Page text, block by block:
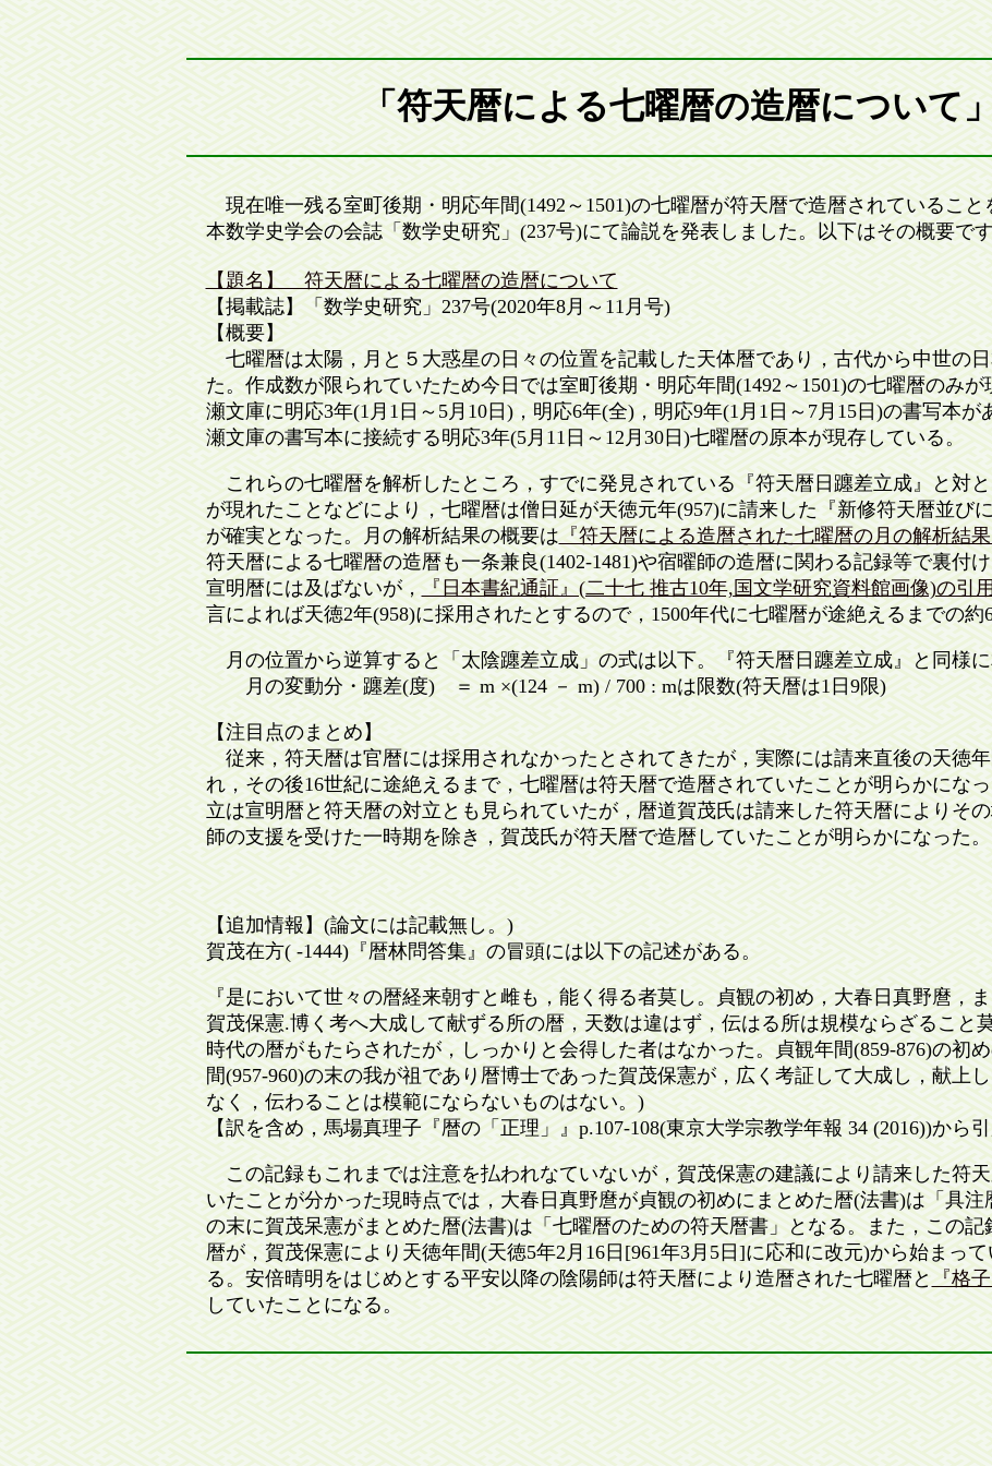
「符天暦による七曜暦の造暦について
現在唯一残る室町後期・明応年間(1492～1501)の七曜暦が符天暦で造暦されていること
本数学史学会の会誌「数学史研究」(237号)にて論説を発表しました。以下はその概要です
【題名】 符天暦による七曜暦の造暦について
【掲載誌】「数学史研究」237号(2020年8月～11月号)
【概要】
七曜暦は太陽，月と５大惑星の日々の位置を記載した天体暦であり，古代から中世の
た。作成数が限られていたため今日では室町後期・明応年間(1492～1501)の七曜暦のみ
瀬文庫に明応3年(1月1日～5月10日)，明応6年(全)，明応9年(1月1日～7月15日)の書写本
瀬文庫の書写本に接続する明応3年(5月11日～12月30日)七曜暦の原本が現存している。
これらの七曜暦を解析したところ，すでに発見されている『符天暦日躔差立成』と対
が現れたことなどにより，七曜暦は僧日延が天徳元年(957)に請来した『新修符天暦並び
が確実となった。月の解析結果の概要は 『符天暦による造暦された七曜暦の月の解析結果
符天暦による七曜暦の造暦も一条兼良(1402-1481)や宿曜師の造暦に関わる記録等で裏付
宣明暦には及ばないが，
『日本書紀通証』(二十七 推古10年,国文学研究資料館画像)の引用
言によれば天徳2年(958)に採用されたとするので，1500年代に七曜暦が途絶えるまでの約
月の位置から逆算すると「太陰躔差立成」の式は以下。『符天暦日躔差立成』と同様に
月の変動分・躔差(度) ＝ m ×(124 － m) / 700 : mは限数(符天暦は1日9限)
【注目点のまとめ】
従来，符天暦は官暦には採用されなかったとされてきたが，実際には請来直後の天徳年
れ，その後16世紀に途絶えるまで，七曜暦は符天暦で造暦されていたことが明らかにな
立は宣明暦と符天暦の対立とも見られていたが，暦道賀茂氏は請来した符天暦によりそ
師の支援を受けた一時期を除き，賀茂氏が符天暦で造暦していたことが明らかになった。
【追加情報】(論文には記載無し。)
賀茂在方( -1444)『暦林問答集』の冒頭には以下の記述がある。
『是において世々の暦経来朝すと雌も，能く得る者莫し。貞観の初め，大春日真野麿，
賀茂保憲.博く考へ大成して献ずる所の暦，天数は違はず，伝はる所は規模ならざること
時代の暦がもたらされたが，しっかりと会得した者はなかった。貞観年間(859-876)の初
間(957-960)の末の我が祖であり暦博士であった賀茂保憲が，広く考証して大成し，献上
なく，伝わることは模範にならないものはない。)
【訳を含め，馬場真理子『暦の「正理」』p.107-108(東京大学宗教学年報 34 (2016))から引
この記録もこれまでは注意を払われなていないが，賀茂保憲の建議により請来した符
いたことが分かった現時点では，大春日真野麿が貞観の初めにまとめた暦(法書)は「具
の末に賀茂呆憲がまとめた暦(法書)は「七曜暦のための符天暦書」となる。また，この
暦が，賀茂保憲により天徳年間(天徳5年2月16日[961年3月5日]に応和に改元)から始まっ
る。安倍晴明をはじめとする平安以降の陰陽師は符天暦により造暦された七曜暦と
『格
していたことになる。